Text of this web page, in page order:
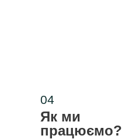
04
Як ми
працюємо?